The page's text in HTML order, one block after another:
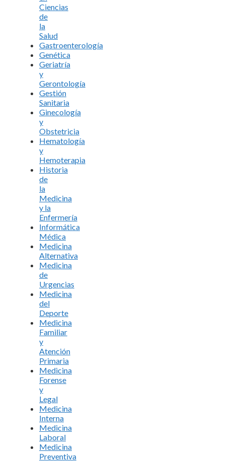
Ciencias
de
la
Salud
Gastroenterología
Genética
Geriatría
y
Gerontología
Gestión
Sanitaria
Ginecología
y
Obstetricia
Hematología
y
Hemoterapia
Historia
de
la
Medicina
y la
Enfermería
Informática
Médica
Medicina
Alternativa
Medicina
de
Urgencias
Medicina
del
Deporte
Medicina
Familiar
y
Atención
Primaria
Medicina
Forense
y
Legal
Medicina
Interna
Medicina
Laboral
Medicina
Preventiva